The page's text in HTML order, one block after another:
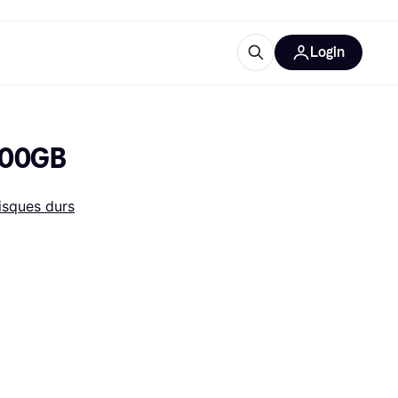
Login
durs